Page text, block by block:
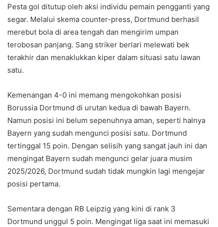
Pesta gol ditutup oleh aksi individu pemain pengganti yang
segar. Melalui skema counter-press, Dortmund berhasil
merebut bola di area tengah dan mengirim umpan
terobosan panjang. Sang striker berlari melewati bek
terakhir dan menaklukkan kiper dalam situasi satu lawan
satu.
Kemenangan 4-0 ini memang mengokohkan posisi
Borussia Dortmund di urutan kedua di bawah Bayern.
Namun posisi ini belum sepenuhnya aman, seperti halnya
Bayern yang sudah mengunci posisi satu. Dortmund
tertinggal 15 poin. Dengan selisih yang sangat jauh ini dan
mengingat Bayern sudah mengunci gelar juara musim
2025/2026, Dortmund sudah tidak mungkin lagi mengejar
posisi pertama.
Sementara dengan RB Leipzig yang kini di rank 3
Dortmund unggul 5 poin. Mengingat liga saat ini memasuki